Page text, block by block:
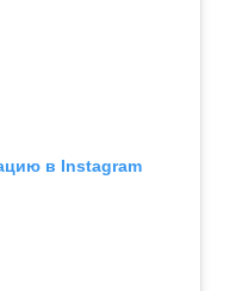
в Instagram